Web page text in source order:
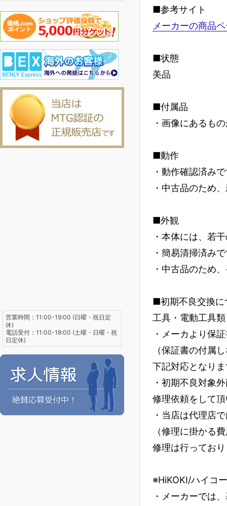
■参考サイト
メーカーの商品
■状態
美品
■付属品
・画像にあるも
■動作
・動作確認済み
・中古品のため
■外観
・本体には、若
・簡易清掃済み
・中古品のため
■初期不良交換に
工具・電動工具
・メーカより保
（保証書の付属
下記対応となり
・初期不良対象
修理依頼をして
・当店は代理店
（修理に掛かる
修理は行ってお
※HiKOKI/ハイコ
・メーカーでは
営業時間：11:00-19:00 (日曜・祝日定
休)
電話受付：11:00-18:00 (土曜・日曜・祝
日定休)